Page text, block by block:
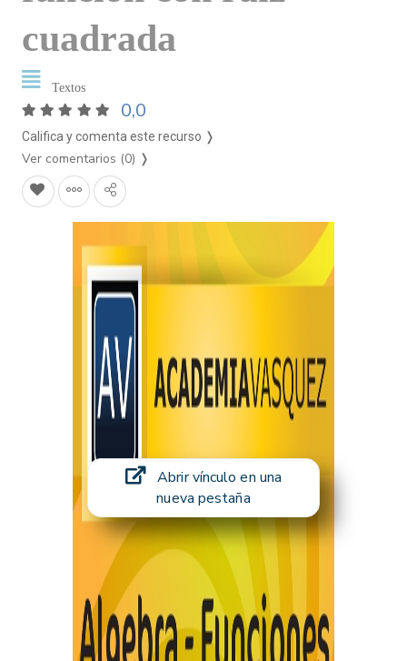
cuadrada
Textos
0,0
Califica y comenta este recurso ❭
Ver comentarios (0) ❭
Abrir vínculo en una
nueva pestaña